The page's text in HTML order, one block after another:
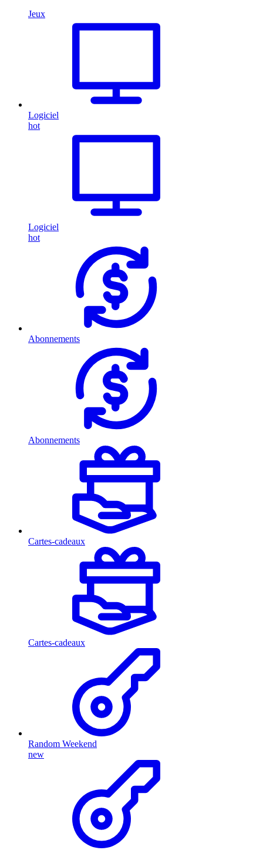
Jeux
Logiciel
hot
Logiciel
hot
Abonnements
Abonnements
Cartes-cadeaux
Cartes-cadeaux
Random Weekend
new